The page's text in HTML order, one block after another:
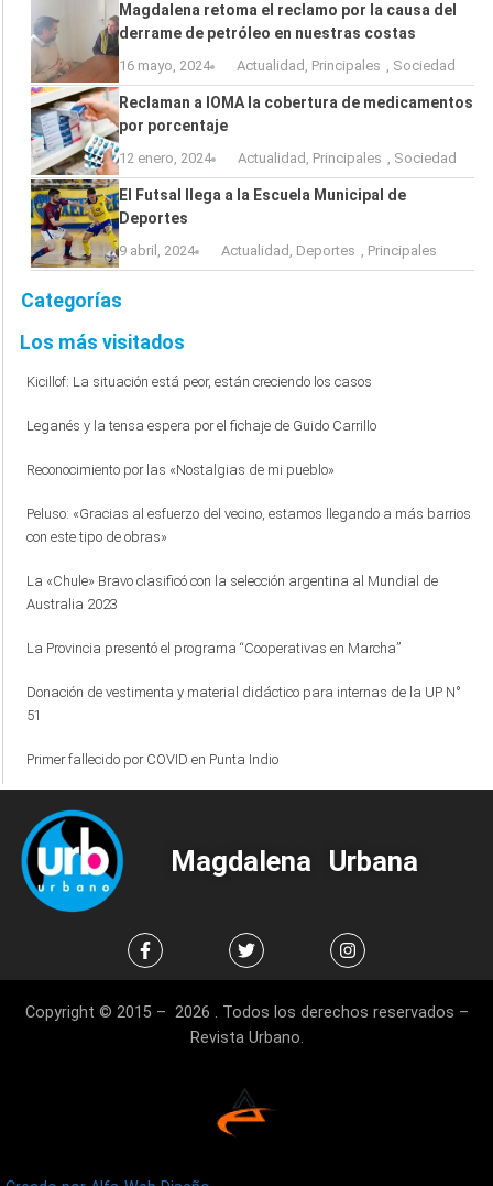
Magdalena retoma el reclamo por la causa del
derrame de petróleo en nuestras costas
16 mayo, 2024 Actualidad , Principales , Sociedad
Reclaman a IOMA la cobertura de medicamentos
por porcentaje
12 enero, 2024 Actualidad , Principales , Sociedad
El Futsal llega a la Escuela Municipal de
Deportes
9 abril, 2024 Actualidad , Deportes , Principales
Categorías
Los más visitados
Kicillof: La situación está peor, están creciendo los casos
Leganés y la tensa espera por el fichaje de Guido Carrillo
Reconocimiento por las «Nostalgias de mi pueblo»
Peluso: «Gracias al esfuerzo del vecino, estamos llegando a más barrios
con este tipo de obras»
La «Chule» Bravo clasificó con la selección argentina al Mundial de
Australia 2023
La Provincia presentó el programa “Cooperativas en Marcha”
Donación de vestimenta y material didáctico para internas de la UP N°
51
Primer fallecido por COVID en Punta Indio
Magdalena Urbana
Copyright © 2015 – 2026 . Todos los derechos reservados –
Revista Urbano.